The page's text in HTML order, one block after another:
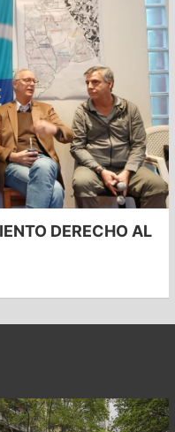
DERECHO AL